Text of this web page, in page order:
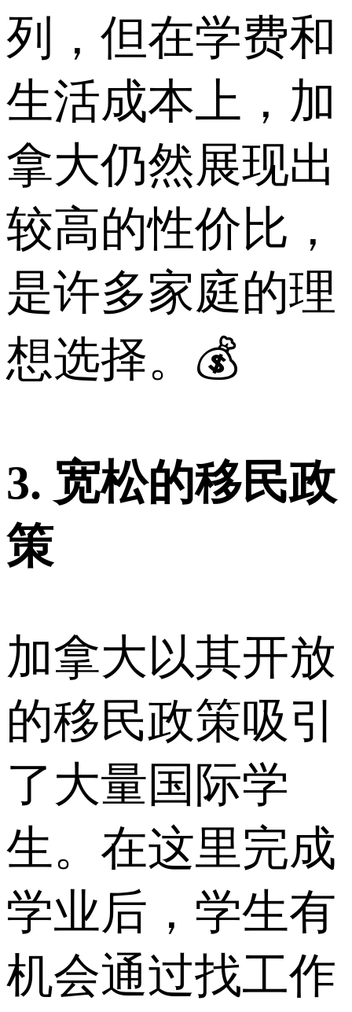
列，但在学费和
生活成本上，加
拿大仍然展现出
较高的性价比，
是许多家庭的理
想选择。💰
3. 宽松的移民政
策
加拿大以其开放
的移民政策吸引
了大量国际学
生。在这里完成
学业后，学生有
机会通过找工作